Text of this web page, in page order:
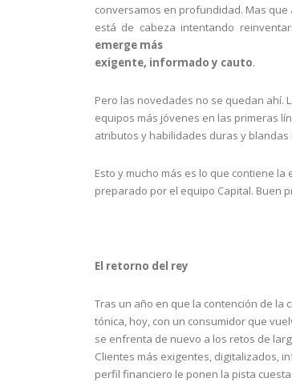
conversamos en profundidad. Mas
está de cabeza intentando
emerge más
exigente, informado y cauto.
Pero las novedades no se quedan ahí.
equipos más jóvenes en las primeras
atributos y habilidades duras y
Esto y mucho más es lo que contiene la
preparado por el equipo Capital. Buen
El retorno del rey
Tras un año en que la contención de la
tónica, hoy, con un consumidor que
se enfrenta de nuevo a los retos de
Clientes más exigentes, digitalizados,
perfil financiero le ponen la pista